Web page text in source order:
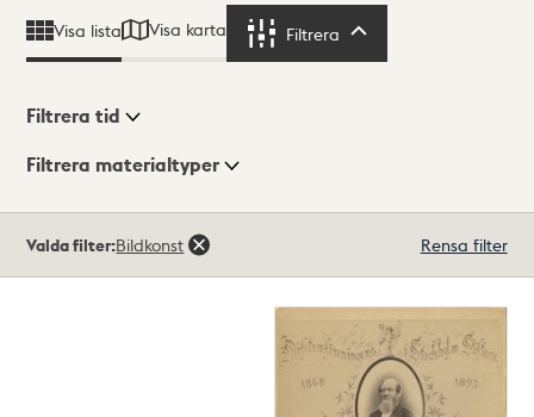
Visa lista Visa karta Filtrera
Visningsläge
Filtrera tid
Filtrera materialtyper
träffar
Valda filter:Bildkonst Rensa filter